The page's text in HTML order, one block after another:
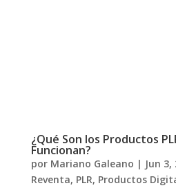
¿Qué Son los Productos
Funcionan?
por Mariano Galeano | Jun 3,
Reventa, PLR, Productos